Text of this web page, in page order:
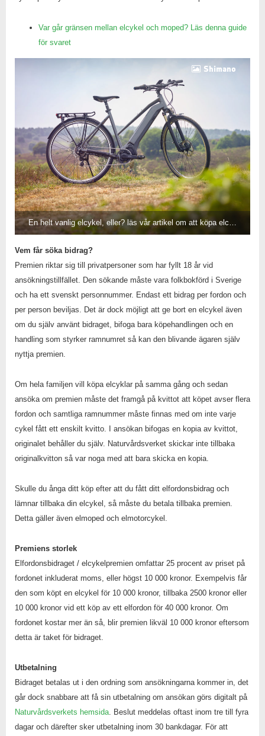
Var går gränsen mellan elcykel och moped? Läs denna guide
för svaret
Shimano
Vem får söka bidrag?
Premien riktar sig till privatpersoner som har fyllt 18 år vid
ansökningstillfället. Den sökande måste vara folkbokförd i Sverige
och ha ett svenskt personnummer. Endast ett bidrag per fordon och
per person beviljas. Det är dock möjligt att ge bort en elcykel även
om du själv använt bidraget, bifoga bara köpehandlingen och en
handling som styrker ramnumret så kan den blivande ägaren själv
nyttja premien.
Om hela familjen vill köpa elcyklar på samma gång och sedan
ansöka om premien måste det framgå på kvittot att köpet avser flera
fordon och samtliga ramnummer måste finnas med om inte varje
cykel fått ett enskilt kvitto. I ansökan bifogas en kopia av kvittot,
originalet behåller du själv. Naturvårdsverket skickar inte tillbaka
originalkvitton så var noga med att bara skicka en kopia.
Skulle du ånga ditt köp efter att du fått ditt elfordonsbidrag och
lämnar tillbaka din elcykel, så måste du betala tillbaka premien.
Detta gäller även elmoped och elmotorcykel.
Premiens storlek
Elfordonsbidraget / elcykelpremien omfattar 25 procent av priset på
fordonet inkluderat moms, eller högst 10 000 kronor. Exempelvis får
den som köpt en elcykel för 10 000 kronor, tillbaka 2500 kronor eller
10 000 kronor vid ett köp av ett elfordon för 40 000 kronor. Om
fordonet kostar mer än så, blir premien likväl 10 000 kronor eftersom
detta är taket för bidraget.
Utbetalning
Bidraget betalas ut i den ordning som ansökningarna kommer in, det
går dock snabbare att få sin utbetalning om ansökan görs digitalt på
Naturvårdsverkets hemsida . Beslut meddelas oftast inom tre till fyra
dagar och därefter sker utbetalning inom 30 bankdagar. För att